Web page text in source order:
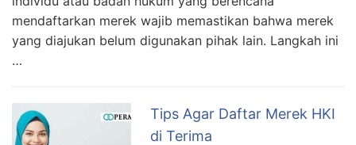
mendaftarkan merek wajib memastikan bahwa merek
yang diajukan belum digunakan pihak lain. Langkah ini
…
Tips Agar Daftar Merek HKI
di Terima